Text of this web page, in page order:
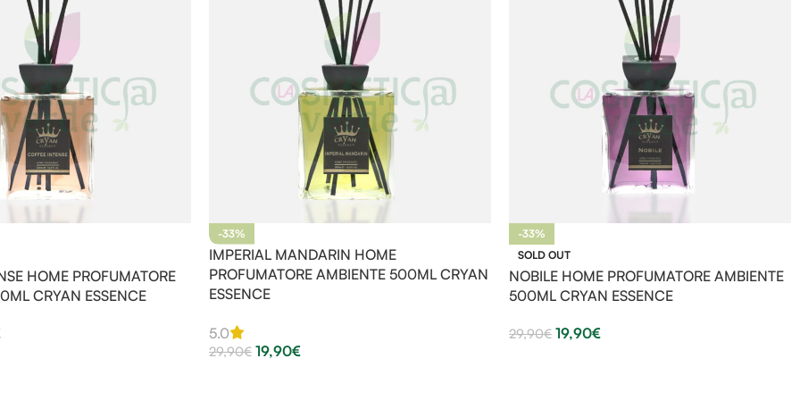
HOME PROFUMATORE
CRYAN ESSENCE
-33%
IMPERIAL MANDARIN HOME
PROFUMATORE AMBIENTE 500ML CRYAN
ESSENCE
5.0
29,90€ 19,90€
-33%
SOLD OUT
NOBILE HOME PROFUMATORE AMBIENTE
500ML CRYAN ESSENCE
29,90€ 19,90€